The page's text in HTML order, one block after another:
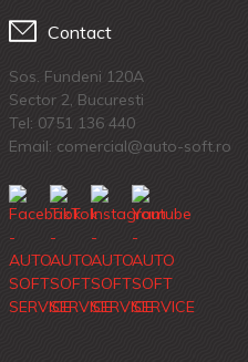
Contact
Sos. Fundeni 120A
Sector 2, Bucuresti
Tel: 0751 136 440
Email: comercial@auto-soft.ro